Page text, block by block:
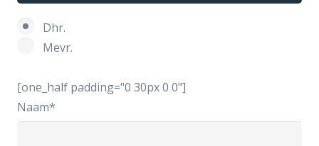
Dhr.
Mevr.
[one_half padding="0 30px 0 0"]
Naam*